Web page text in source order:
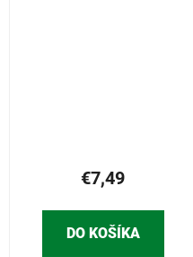
€7,49
DO KOŠÍKA